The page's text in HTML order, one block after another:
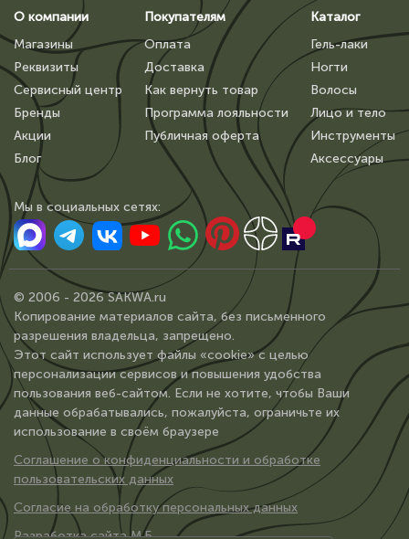
О компании
Магазины
Реквизиты
Сервисный центр
Бренды
Акции
Блог
Покупателям
Оплата
Доставка
Как вернуть товар
Программа лояльности
Публичная оферта
Каталог
Гель-лаки
Ногти
Волосы
Лицо и тело
Инструменты
Аксессуары
Мы в сoциальных сетях:
© 2006 - 2026 SAKWA.ru
Копирование материалов сайта, без письменного
разрешения владельца, запрещено.
Этот сайт использует файлы «cookie» с целью
персонализации сервисов и повышения удобства
пользования веб-сайтом. Если не хотите, чтобы Ваши
данные обрабатывались, пожалуйста, ограничьте их
использование в своём браузере
Соглашение о конфиденциальности и обработке
пользовательских данных
Согласие на обработку персональных данных
Разработка сайта М.Б.